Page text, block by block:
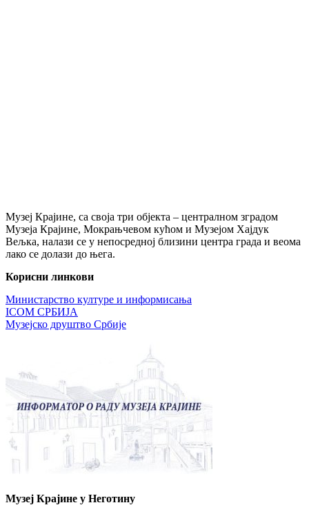
Музеј Крајине, са своја три објекта – централном зградом
Музеја Крајине, Мокрањчевом кућом и Музејом Хајдук
Вељка, налази се у непосредној близини центра града и веома
лако се долази до њега.
Корисни линкови
Министарство културе и информисања
ICOM СРБИЈА
Музејско друштво Србије
Музеј Крајине у Неготину